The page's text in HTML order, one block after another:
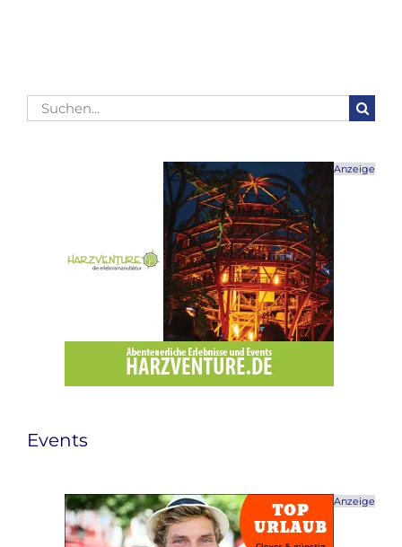
Suche
nach:
Anzeige
Events
Anzeige